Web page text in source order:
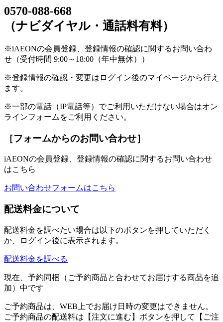
0570-088-668
（ナビダイヤル・通話料有料）
※iAEONの会員登録、登録情報の確認に関するお問い合わ
せ（受付時間 9:00～18:00（年中無休））
※登録情報の確認・変更はログイン後のマイページから行え
ます。
※一部の電話（IP電話等）でご利用いただけない場合はオン
ラインフォームをご利用ください。
［フォームからのお問い合わせ］
iAEONの会員登録、登録情報の確認に関するお問い合わせ
はこちら
お問い合わせフォームはこちら
配送料金について
配送料金を調べたい場合は以下のボタンを押していただく
か、ログイン後に表示されます。
配送料金を調べる
現在、予約同梱（ご予約商品と合わせてお届けする商品を追
加）中です
ご予約商品は、WEB上でお届け日時の変更はできません。
ご予約商品の配送料は【注文に進む】ボタンを押して【ご注